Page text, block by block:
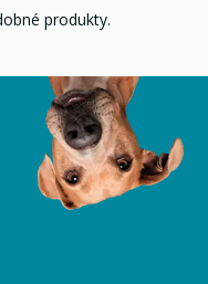
produkty.